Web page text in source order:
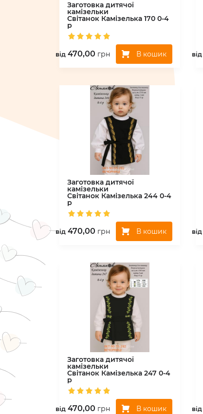
Заготовка дитячої
камізельки
Світанок Камізелька 170 0-4
р
вiд 470,00 грн В кошик вiд
Заготовка дитячої
камізельки
Світанок Камізелька 244 0-4
р
вiд 470,00 грн В кошик вiд
Заготовка дитячої
камізельки
Світанок Камізелька 247 0-4
р
вiд 470,00 грн В кошик вiд